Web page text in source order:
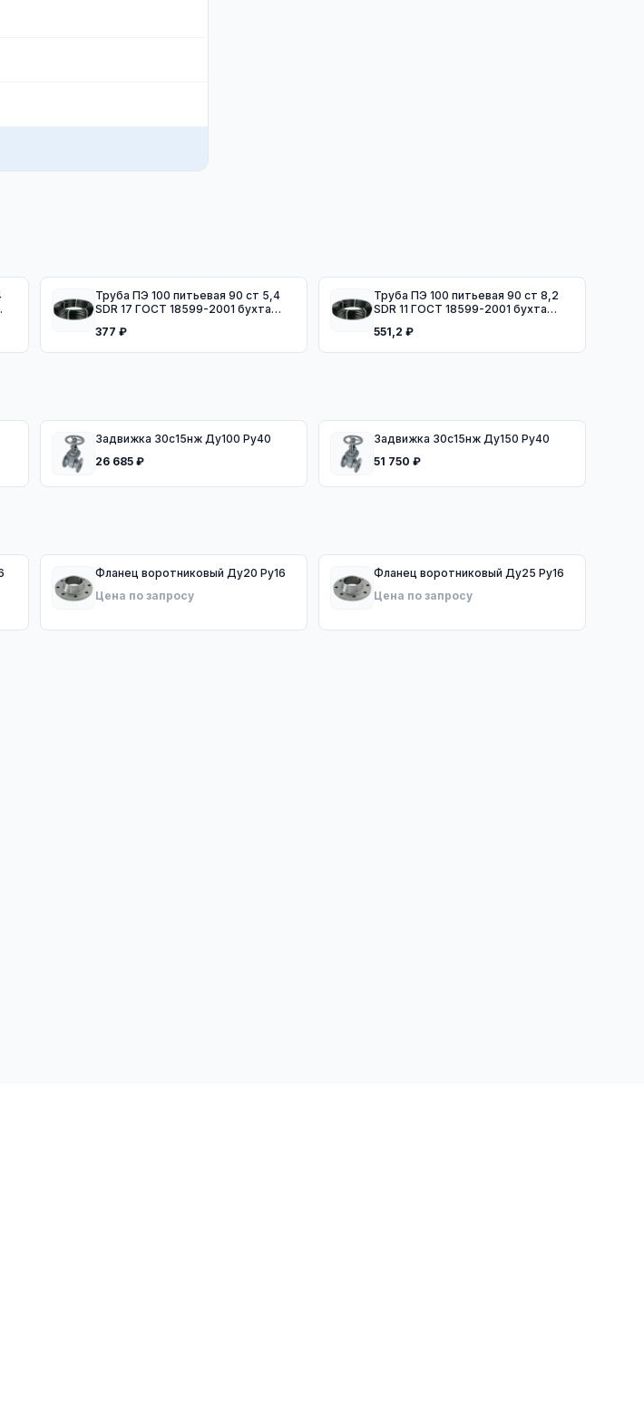
Труба ПЭ 100 питьевая 90 ст 5,4
SDR 17 ГОСТ 18599-2001 бухта
377 ₽
Труба ПЭ 100 питьевая 90 ст 8,2
SDR 11 ГОСТ 18599-2001 бухта
551,2 ₽
Задвижка 30с15нж Ду100 Ру40
26 685 ₽
Задвижка 30с15нж Ду150 Ру40
51 750 ₽
Фланец воротниковый Ду20 Ру16
Цена по запросу
Фланец воротниковый Ду25 Ру16
Цена по запросу